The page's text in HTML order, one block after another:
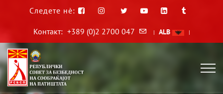
Следете нè:
Контакт: +389 (0)2 2700 047 | ALB |